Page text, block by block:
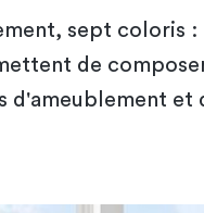
sept coloris :
de
d'ameublement et